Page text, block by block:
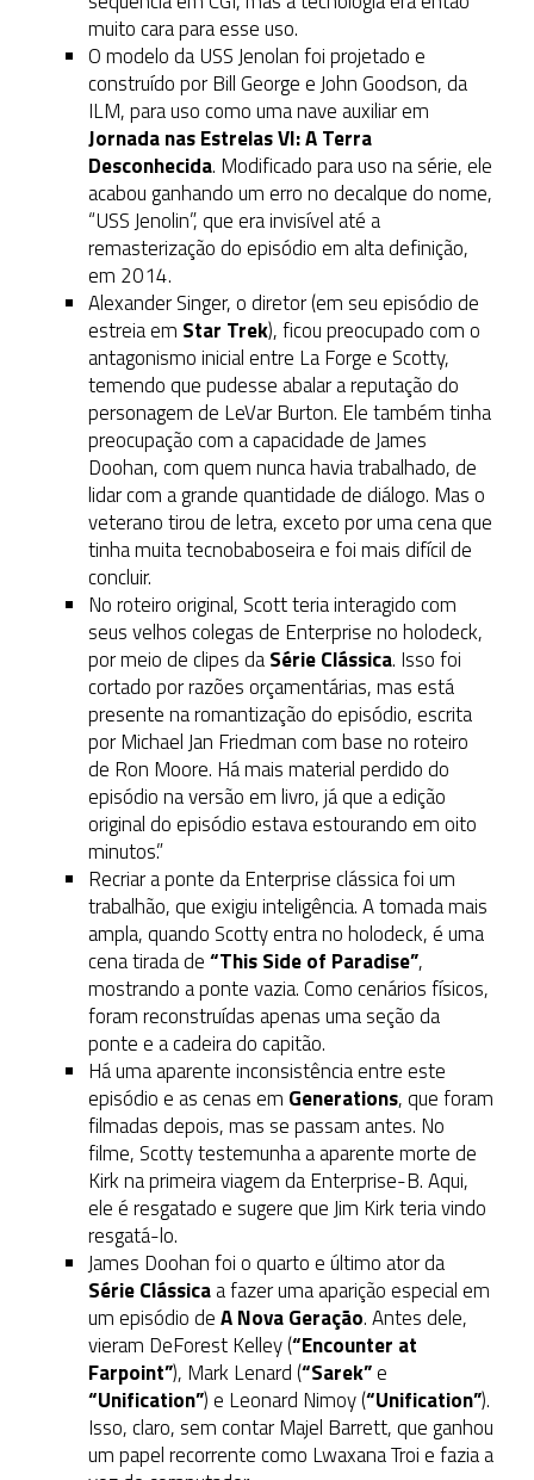
muito cara para esse uso.
O modelo da USS Jenolan foi projetado e
construído por Bill George e John Goodson, da
ILM, para uso como uma nave auxiliar em
Jornada nas Estrelas VI: A Terra
Desconhecida. Modificado para uso na série, ele
acabou ganhando um erro no decalque do nome,
“USS Jenolin”, que era invisível até a
remasterização do episódio em alta definição,
em 2014.
Alexander Singer, o diretor (em seu episódio de
estreia em Star Trek), ficou preocupado com o
antagonismo inicial entre La Forge e Scotty,
temendo que pudesse abalar a reputação do
personagem de LeVar Burton. Ele também tinha
preocupação com a capacidade de James
Doohan, com quem nunca havia trabalhado, de
lidar com a grande quantidade de diálogo. Mas o
veterano tirou de letra, exceto por uma cena que
tinha muita tecnobaboseira e foi mais difícil de
concluir.
No roteiro original, Scott teria interagido com
seus velhos colegas de Enterprise no holodeck,
por meio de clipes daSérie Clássica. Isso foi
cortado por razões orçamentárias, mas está
presente na romantização do episódio, escrita
por Michael Jan Friedman com base no roteiro
de Ron Moore. Há mais material perdido do
episódio na versão em livro, já que a edição
original do episódio estava estourando em oito
minutos.”
Recriar a ponte da Enterprise clássica foi um
trabalhão, que exigiu inteligência. A tomada mais
ampla, quando Scotty entra no holodeck, é uma
cena tirada de“This Side of Paradise”,
mostrando a ponte vazia. Como cenários físicos,
foram reconstruídas apenas uma seção da
ponte e a cadeira do capitão.
Há uma aparente inconsistência entre este
episódio e as cenas em Generations, que foram
filmadas depois, mas se passam antes. No
filme, Scotty testemunha a aparente morte de
Kirk na primeira viagem da Enterprise-B. Aqui,
ele é resgatado e sugere que Jim Kirk teria vindo
resgatá-lo.
James Doohan foi o quarto e último ator da
Série Clássicaa fazer uma aparição especial em
um episódio deA Nova Geração. Antes dele,
vieram DeForest Kelley (“Encounter at
Farpoint”), Mark Lenard (“Sarek”e
“Unification”) e Leonard Nimoy (“Unification”).
Isso, claro, sem contar Majel Barrett, que ganhou
um papel recorrente como Lwaxana Troi e fazia a